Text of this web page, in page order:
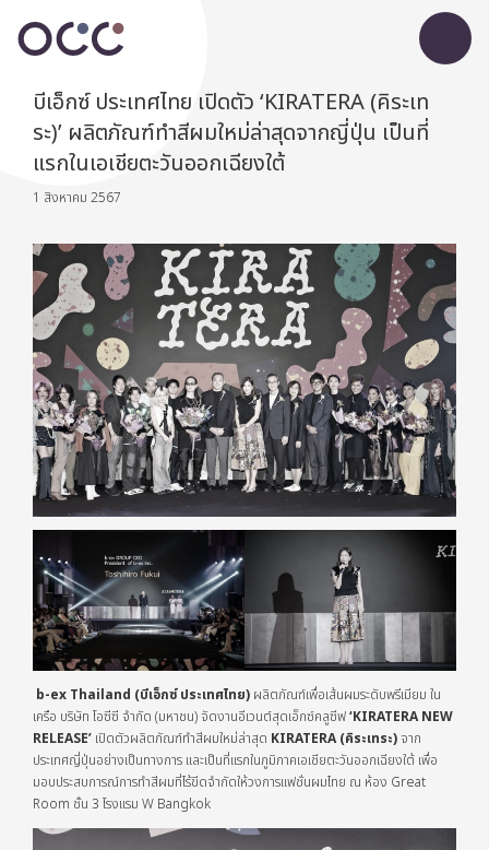
บีเอ็กซ์ ประเทศไทย เปิดตัว ‘KIRATERA (คิระเท
ระ)’ ผลิตภัณฑ์ทำสีผมใหม่ล่าสุดจากญี่ปุ่น เป็นที่
แรกในเอเชียตะวันออกเฉียงใต้
1 สิงหาคม 2567
b-ex Thailand (บีเอ็กซ์ประเทศไทย) ผลิตภัณฑ์เพื่อเส้นผมระดับพรีเมียม ใน
เครือ บริษัท โอซีซี จำกัด (มหาชน) จัดงานอีเวนต์สุดเอ็กซ์คลูซีฟ‘KIRATERA NEW
RELEASE’ เปิดตัวผลิตภัณฑ์ทำสีผมใหม่ล่าสุด KIRATERA (คิระเทระ)จาก
ประเทศญี่ปุ่นอย่างเป็นทางการ และเป็นที่แรกในภูมิภาคเอเชียตะวันออกเฉียงใต้ เพื่อ
มอบประสบการณ์การทำสีผมที่ไร้ขีดจำกัดให้วงการแฟชั่นผมไทย ณ ห้อง Great
Room ชั้น 3 โรงแรม W Bangkok